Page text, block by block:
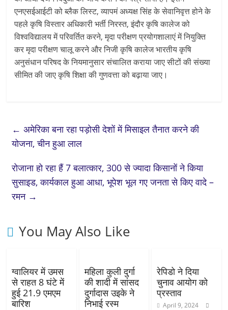
एनएसईआईटी को ब्लैक लिस्ट, व्यापमं अध्यक्ष सिंह के सेवानिवृत्त होने के
पहले कृषि विस्तार अधिकारी भर्ती निरस्त, इंदौर कृषि कालेज को
विश्वविद्यालय में परिवर्तित करने, मृदा परीक्षण प्रयोगशालाएं में नियुक्ति
कर मृदा परीक्षण चालू करने और निजी कृषि कालेज भारतीय कृषि
अनुसंधान परिषद के नियमानुसार संचालित कराया जाए सीटों की संख्या
सीमित की जाए कृषि शिक्षा की गुणवत्ता को बढ़ाया जाए।
← अमेरिका बना रहा पड़ोसी देशों में मिसाइल तैनात करने की
योजना, चीन हुआ लाल
रोजाना हो रहा हैं 7 बलात्कार, 300 से ज्यादा किसानों ने किया
सुसाइड, कार्यकाल हुआ आधा, भूपेश भूल गए जनता से किए वादे –
रमन →
You May Also Like
ग्वालियर में उमस
से राहत 8 घंटे में
हुई 21.9 एमएम
बारिश
महिला कुली दुर्गा
की शादी में सांसद
दुर्गादास उइके ने
निभाई रस्म
रेपिडो ने दिया
चुनाव आयोग को
प्रस्ताव
April 9, 2024